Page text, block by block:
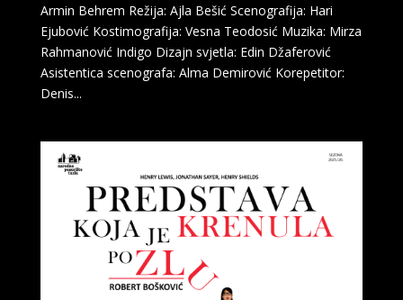
Armin Behrem Režija: Ajla Bešić Scenografija: Hari
Ejubović Kostimografija: Vesna Teodosić Muzika: Mirza
Rahmanović Indigo Dizajn svjetla: Edin Džaferović
Asistentica scenografa: Alma Demirović Korepetitor:
Denis...